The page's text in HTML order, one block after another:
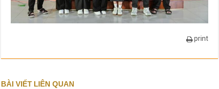
print
BÀI VIẾT LIÊN QUAN